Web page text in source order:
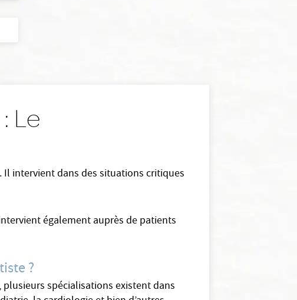
Le
Il intervient dans des situations critiques
également auprès de patients
?
spécialisations existent dans